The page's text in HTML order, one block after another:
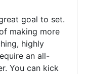
goal to set.
making more
highly
an all-
You can kick